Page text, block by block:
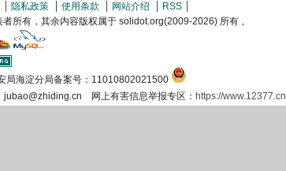
隐私政策 使用条款 网站介绍
RSS
所有，其余内容版权属于 solidot.org(2009-2026) 所有 。
局海淀分局备案号：11010802021500
网上有害信息举报专区： https://www.12377.cn